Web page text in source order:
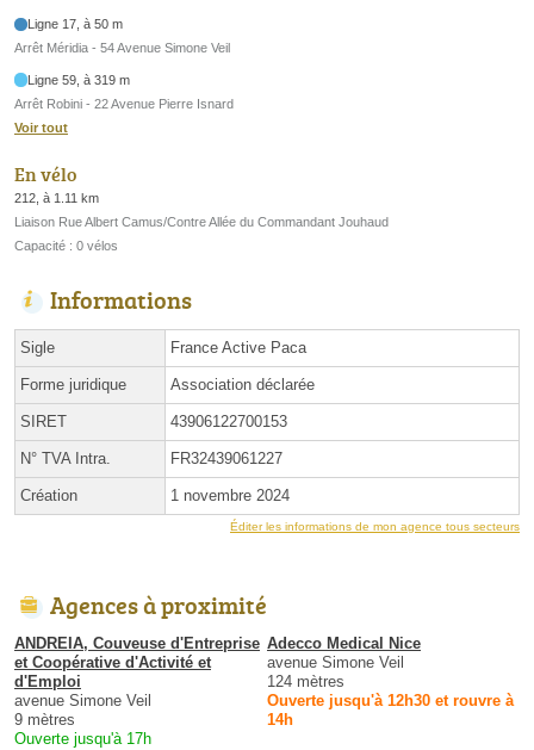
Ligne 17, à 50 m
Arrêt Méridia - 54 Avenue Simone Veil
Ligne 59, à 319 m
Arrêt Robini - 22 Avenue Pierre Isnard
Voir tout
En vélo
212, à 1.11 km
Liaison Rue Albert Camus/Contre Allée du Commandant Jouhaud
Capacité : 0 vélos
Informations
Sigle France Active Paca
Forme juridique Association déclarée
SIRET 43906122700153
N° TVA Intra. FR32439061227
Création 1 novembre 2024
Éditer les informations de mon agence tous secteurs
Agences à proximité
ANDREIA, Couveuse d'Entreprise
et Coopérative d'Activité et
d'Emploi
avenue Simone Veil
9 mètres
Ouverte jusqu'à 17h
Adecco Medical Nice
avenue Simone Veil
124 mètres
Ouverte jusqu'à 12h30 et rouvre à
14h